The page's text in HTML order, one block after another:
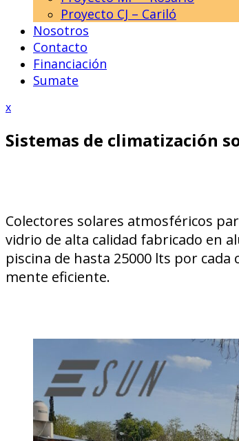
Proyecto CJ – Cariló
Nosotros
Contacto
Financiación
Sumate
xClose
Sistemas de climatización
Colectores solares atmosféricos para climatización de piscinas provistos de estructura para base plana, colector de acople para 50 tubos de
vidrio de alta calidad fabricado en
piscina de hasta 25000 lts por
mente eficiente.